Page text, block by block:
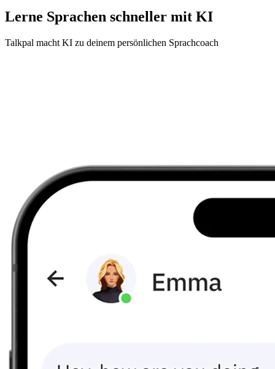
Lerne Sprachen schneller mit KI
Talkpal macht KI zu deinem persönlichen Sprachcoach